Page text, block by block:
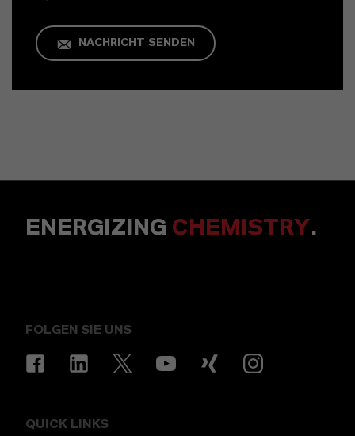
NACHRICHT SENDEN
ENERGIZING CHEMISTRY.
FOLGEN SIE UNS
QUICK LINKS